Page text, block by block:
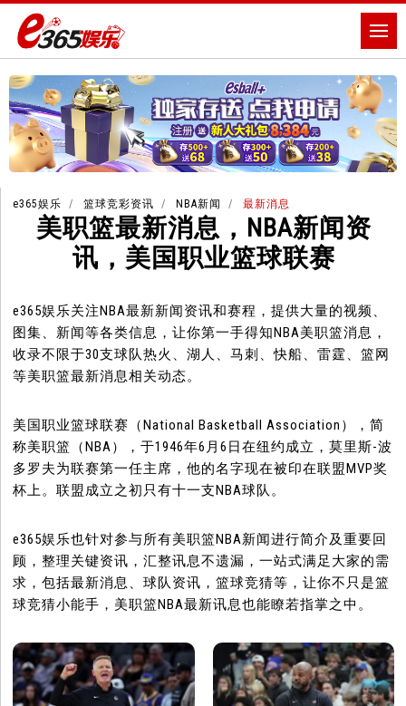
e365娱乐 篮球竞彩资讯 NBA新闻 最新消息
美职篮最新消息，NBA新闻资
讯，美国职业篮球联赛
e365娱乐关注NBA最新新闻资讯和赛程，提供大量的视频、
图集、新闻等各类信息，让你第一手得知NBA美职篮消息，
收录不限于30支球队热火、湖人、马刺、快船、雷霆、篮网
等美职篮最新消息相关动态。
美国职业篮球联赛（National Basketball Association），简
称美职篮（NBA），于1946年6月6日在纽约成立，莫里斯-波
多罗夫为联赛第一任主席，他的名字现在被印在联盟MVP奖
杯上。联盟成立之初只有十一支NBA球队。
e365娱乐也针对参与所有美职篮NBA新闻进行简介及重要回
顾，整理关键资讯，汇整讯息不遗漏，一站式满足大家的需
求，包括最新消息、球队资讯，篮球竞猜等，让你不只是篮
球竞猜小能手，美职篮NBA最新讯息也能瞭若指掌之中。